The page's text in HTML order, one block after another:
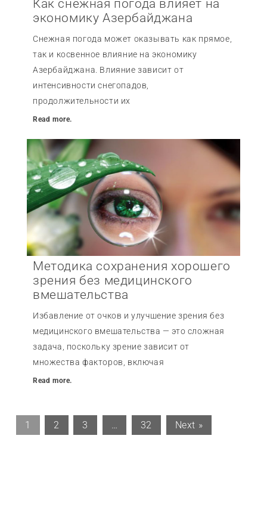
Как снежная погода влияет на
экономику Азербайджана
Снежная погода может оказывать как прямое,
так и косвенное влияние на экономику
Азербайджана. Влияние зависит от
интенсивности снегопадов,
продолжительности их
Read more.
Методика сохранения хорошего
зрения без медицинского
вмешательства
Избавление от очков и улучшение зрения без
медицинского вмешательства — это сложная
задача, поскольку зрение зависит от
множества факторов, включая
Read more.
1 2 3 … 32 Next »